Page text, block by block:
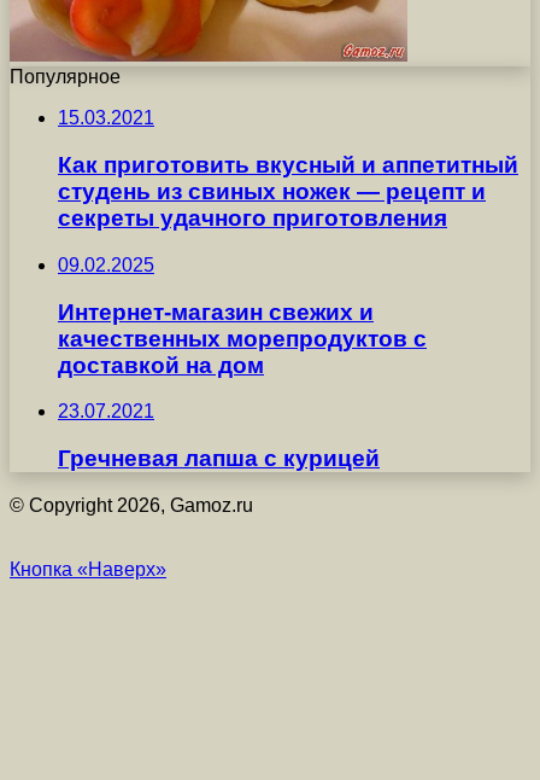
Популярное
15.03.2021
Как приготовить вкусный и аппетитный
студень из свиных ножек — рецепт и
секреты удачного приготовления
09.02.2025
Интернет-магазин свежих и
качественных морепродуктов с
доставкой на дом
23.07.2021
Гречневая лапша с курицей
© Copyright 2026, Gamoz.ru
Кнопка «Наверх»